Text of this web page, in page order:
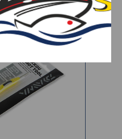
-10%